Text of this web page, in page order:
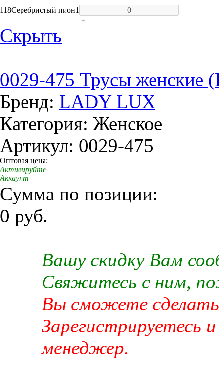
118Серебристый пион1
+
Скрыть
0029-475 Трусы женские
Бренд: LADY LUX
Категория: Женское
Артикул: 0029-475
Оптовая цена:
Активируйте
Аккаунт
Сумма по позиции:
0 руб.
Вашу скидку Вам
Свяжитесь с ним,
Вы сможете сделать
Зарегистрируетесь
менеджер.